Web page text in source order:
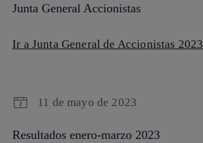
Junta General Accionistas
Ir a Junta General de Accionistas 2023
11 de mayo de 2023
Resultados enero-marzo 2023